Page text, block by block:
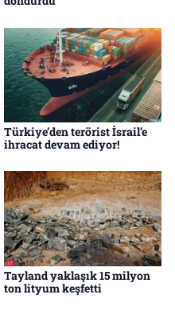
Türkiye’den terörist İsrail’e
ihracat devam ediyor!
Tayland yaklaşık 15 milyon
ton lityum keşfetti